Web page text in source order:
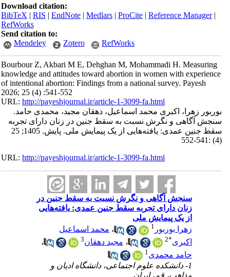
Download citation:
BibTeX|RIS|EndNote|Medlars|ProCite|Reference Manager
RefWorks
Send citation to:
Mendeley
Zotero RefWorks
Bourbour Z, Akbari M E, Dehghan M, Mohammadi H. Measuring
knowledge and attitudes toward abortion in women with experience
of intentional abortion: Findings from a national survey. Payesh
2026; 25 (4) :541-552
URL:http://payeshjournal.ir/article-1-3099-fa.html
بوربور زهرا، اکبری محمد اسماعیل، دهقان مجید، محمدی حامد.
سنجش آگاهی و نگرش نسبت به سقط جنین در زنان دارای تجربه
سقط جنین عمدی: یافته‌هایی از یک پیمایش ملی. پایش. 1405; 25
URL:http://payeshjournal.ir/article-1-3099-fa.html
سنجش آگاهی و نگرش نسبت به سقط جنین در
زنان دارای تجربه سقط جنین عمدی: یافته‌هایی
از یک پیمایش ملی
زهرا بوربور
،محمد اسماعیل
اکبری
2 ،مجید دهقان 3
،
حامد محمدی
1- دانشکده علوم اجتماعی، دانشگاه ادیان و
مذاهب، قم، ایران